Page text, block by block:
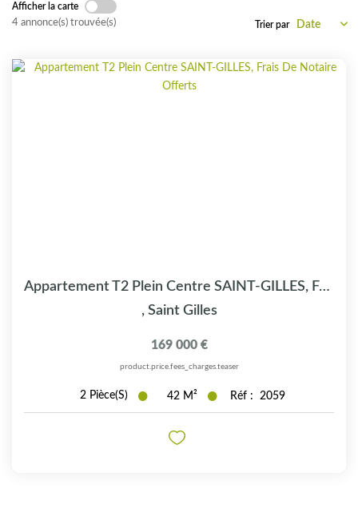
Afficher la carte
4 annonce(s) trouvée(s) Trier par
Appartement T2 Plein Centre SAINT-GILLES, Frais De Notaire...
, Saint Gilles
169 000 €
product.price.fees_charges.teaser
2 Pièce(s) 42 M² Réf : 2059